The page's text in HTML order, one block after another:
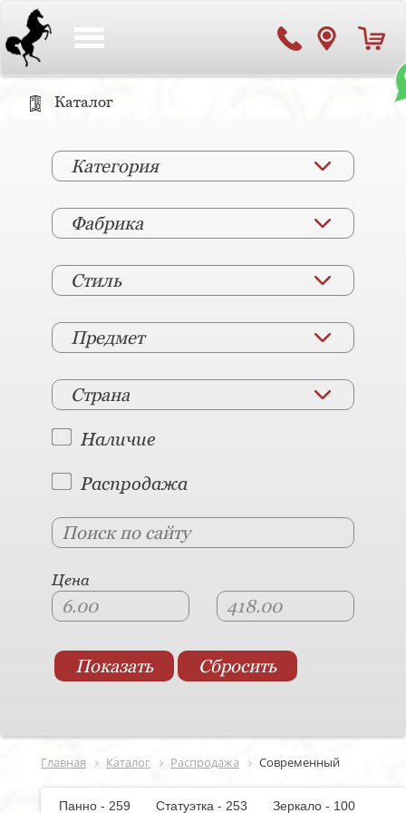
Каталог
Категория
Фабрика
Стиль
Предмет
Страна
Наличие
Распродажа
Цена
Главная Каталог Распродажа Современный
Панно - 259 Статуэтка - 253
Зеркало - 100